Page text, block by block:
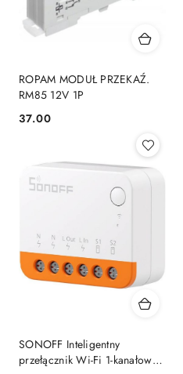
ROPAM MODUŁ PRZEKAŹ.
RM85 12V 1P
Cena:
37.00
SONOFF Inteligentny
przełącznik Wi-Fi 1-kanałowy